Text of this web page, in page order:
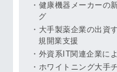
健康機器メーカーの
グ
大手製薬企業の出資
規開業支援
外資系IT関連企業に
ホワイトニング大手